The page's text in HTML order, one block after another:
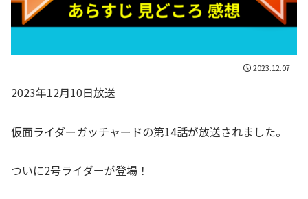
2023.12.07
2023年12月10日放送
仮面ライダーガッチャードの第14話が放送されました。
ついに2号ライダーが登場！